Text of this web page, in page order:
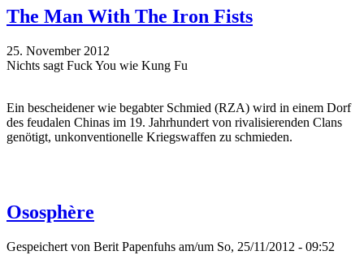
The Man With The Iron Fists
25. November 2012
Nichts sagt Fuck You wie Kung Fu
Ein bescheidener wie begabter Schmied (RZA) wird in einem Dorf
des feudalen Chinas im 19. Jahrhundert von rivalisierenden Clans
genötigt, unkonventionelle Kriegswaffen zu schmieden.
Ososphère
Gespeichert von Berit Papenfuhs am/um So, 25/11/2012 - 09:52